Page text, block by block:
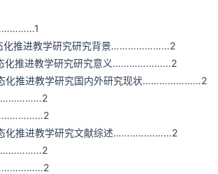
化推进教学研究研究背景…………………2
化推进教学研究研究意义…………………2
化推进教学研究国内外研究现状…………………2
化推进教学研究文献综述…………………2